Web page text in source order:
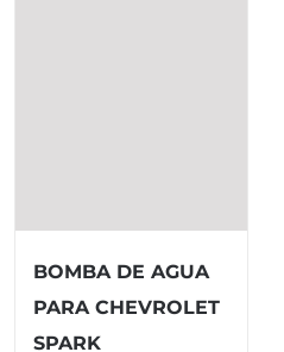
BOMBA DE AGUA
PARA CHEVROLET
SPARK